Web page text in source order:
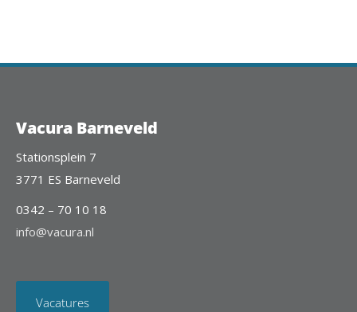
Vacura Barneveld
Stationsplein 7
3771 ES Barneveld
0342 – 70 10 18
info@vacura.nl
Vacatures